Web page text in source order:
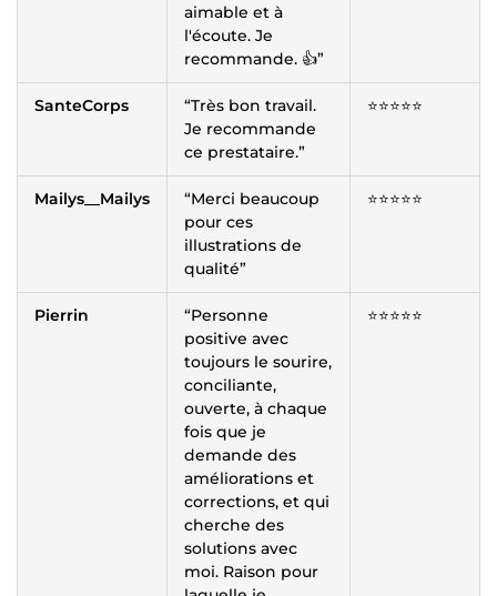
aimable et à
l'écoute. Je
recommande. 👍”
SanteCorps
“Très bon travail.
Je recommande
ce prestataire.”
⭐️⭐️⭐️⭐️⭐️
Mailys__Mailys
“Merci beaucoup
pour ces
illustrations de
qualité”
⭐️⭐️⭐️⭐️⭐️
Pierrin
“Personne
positive avec
toujours le sourire,
conciliante,
ouverte, à chaque
fois que je
demande des
améliorations et
corrections, et qui
cherche des
solutions avec
moi. Raison pour
⭐️⭐️⭐️⭐️⭐️